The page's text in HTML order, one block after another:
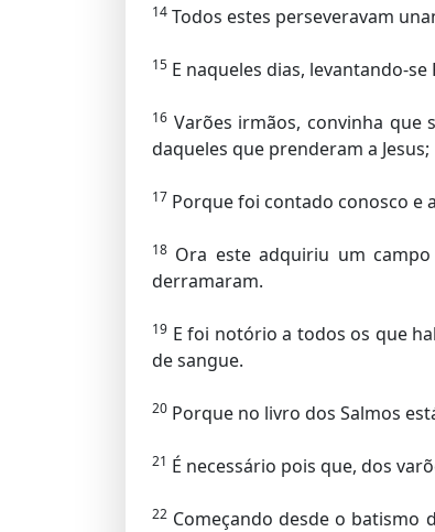
14 Todos estes perseveravam
15 E naqueles dias, levantando-
16 Varões irmãos, convinha que
daqueles que prenderam a Jesus;
17 Porque foi contado conosco e
18 Ora este adquiriu um
derramaram.
19 E foi notório a todos os que
de sangue.
20 Porque no livro dos Salmos
21 É necessário pois que, dos
22 Começando desde o batismo